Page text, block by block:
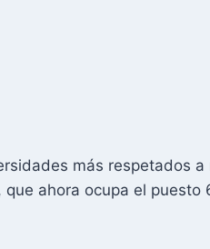
más respetados a
ahora ocupa el puesto